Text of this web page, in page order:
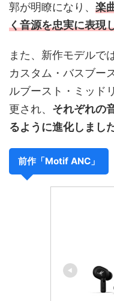
郭が明瞭になり、 楽
く音源を忠実に表現
また、新作モデルで
カスタム・バスブー
ルブースト・ミッド
更され、 それぞれの
るように進化しました
前作「Motif ANC」